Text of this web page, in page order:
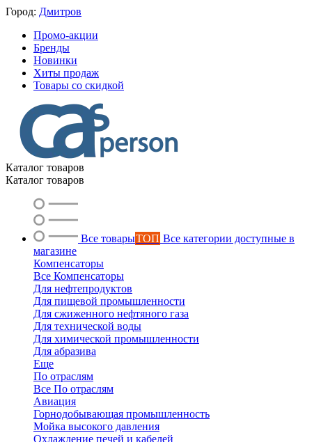
Город: Дмитров
Промо-акции
Бренды
Новинки
Хиты продаж
Товары со скидкой
Каталог товаров
Каталог товаров
Все товарыТОП Все категории доступные в
магазине
Компенсаторы
Все Компенсаторы
Для нефтепродуктов
Для пищевой промышленности
Для сжиженного нефтяного газа
Для технической воды
Для химической промышленности
Для абразива
Еще
По отраслям
Все По отраслям
Авиация
Горнодобывающая промышленность
Мойка высокого давления
Охлаждение печей и кабелей